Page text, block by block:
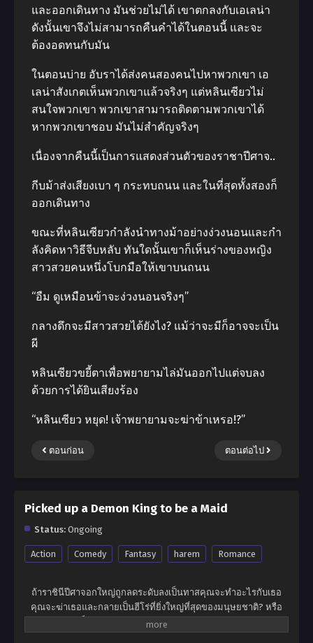
และออกเดินทาง มันช่วยไม่ได้ เขาตกลงกับเอเลน่า
ดังนั้นเขาจึงไม่สามารถคืนคําได้ในตอนนี้ และจะ
ต้องอดทนกับมัน
ในตอนบ่าย อับราได้ส่งคนสองคนไปหาพวกเขา เอ
เลน่าสังเกตเห็นพวกเขาแล้วจริงๆ แต่หลินเซียวไม่
สนใจพวกเขา พวกเขาสามารถติดตามพวกเขาได้
หากพวกเขาชอบ มันไม่สําคัญจริงๆ
เนื่องจากคืนนี้เป็นการแสดงส่วนตัวของราชาปีศาจ..
กีบม้าส่งเสียงเบา ๆ กระทบถนน และในที่สุดทั้งสองก็
ออกเดินทาง
ขณะที่หลินเซียวกําลังนําทางม้าอย่างง่วงนอนและกํา
ลังคิดหาวิธีจีบหลับ ทันใดนั้นเขาก็เห็นร่างของหญิง
สาวสวยคนหนึ่งโบกมือให้เขาบนถนน
“อืม ดูเหมือนข้าจะง่วงนอนจริงๆ”
กลางดึกจะมีสาวสวยได้ยังไง? แม้ว่าจะมีก็อาจจะเป็น
ผี
หลินเซียวขยี้ตาเพื่อพยายามไล่มันออกไปแต่จบลง
ด้วยการได้ยินเสียงร้อง
“หลินเซียว หยุด! เจ้าพยายามจะฆ่าข้าเหรอ!?”
ตอนก่อน ตอนต่อไป
Picked up a Demon King to be a Maid
Status: Ongoing
Action Comedy Fantasy harem Romance
ถ้าราชินีปีศาจอกใหญ่ถูกลดระดับลงเป็นทาสคุณจะทำอะไรกับเธอ
คุณจะฆ่าเธอและกลายเป็นฮีโร่ที่ยิ่งใหญ่ที่สุดของมนุษยชาติ? หรือ
คุณจะให้เธอเป็นทาสและเพลิดเพลินไปกับความสุขในระดับสูงสุดใน